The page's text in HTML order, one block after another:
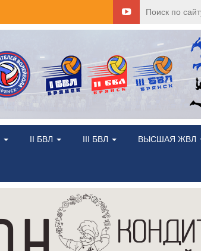
II БВЛ III БВЛ ВЫСШАЯ ЖВЛ